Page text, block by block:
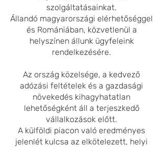
szolgáltatásainkat.
Állandó magyarországi elérhetőséggel
és Romániában, közvetlenül a
helyszínen állunk ügyfeleink
rendelkezésére.
Az ország közelsége, a kedvező
adózási feltételek és a gazdasági
növekedés kihagyhatatlan
lehetőségként áll a terjeszkedő
vállalkozások előtt.
A külföldi piacon való eredményes
jelenlét kulcsa az elkötelezett, helyi